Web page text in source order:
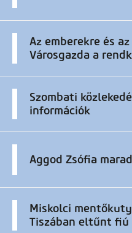
Az emberekre és
Városgazda a
Szombati
információk
Aggod Zsófia marad
Miskolci
Tiszában eltűnt